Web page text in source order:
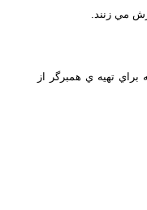
مي زنند.
تهيه ي همبرگر از